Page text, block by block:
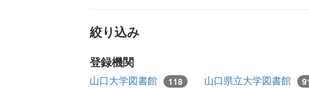
絞り込み
登録機関
山口大学図書館 118 山口県立大学図書館